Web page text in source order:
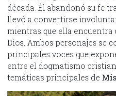
década. Él abandonó su fe
llevó a convertirse
mientras que ella
Dios. Ambos personajes se
principales voces que
entre el dogmatismo
temáticas principales de